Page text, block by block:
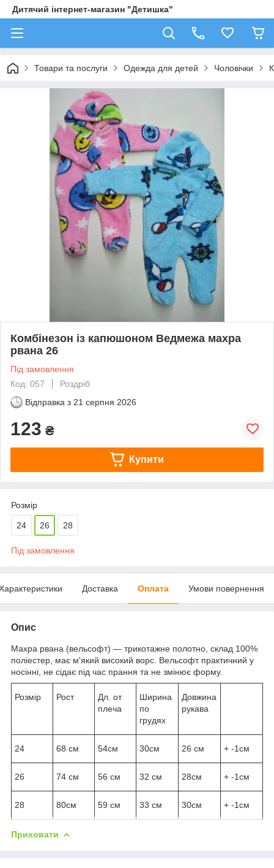
Дитячий інтернет-магазин "Детишка"
Товари та послуги Одежда для детей Чоловічки
Комбінезон із капюшоном Ведмежа махра
рвана 26
Під замовлення
Код: 057
Роздріб
Відправка з 21 серпня 2026
123 ₴
Купити
Розмір
24 26 28
Під замовлення
Доставка Оплата Умови повернення
Опис
Махра рвана (вельсофт) — трикотажне полотно, склад 100%
поліестер, має м'який високий ворс. Вельсофт практичний у
носінні, не сідає під час прання та не змінює форму.
Розмір Рост
Дл. от
плеча
Ширина
по
грудях
Довжина
рукава
24 68 см 54см 30см 26 см + -1см
26 74 см 56 см 32 см 28см + -1см
28 80см 59 см 33 см 30см + -1см
Приховати